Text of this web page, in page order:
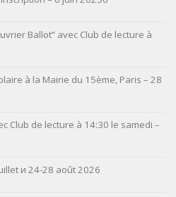
Ballot” avec Club de lecture à
à la Mairie du 15ème, Paris – 28
Club de lecture à 14:30 le samedi –
и 24-28 août 2026